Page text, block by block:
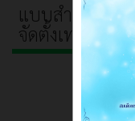
แบบสำรวจคว
จัดตั้งเทศบาล
ช่อง